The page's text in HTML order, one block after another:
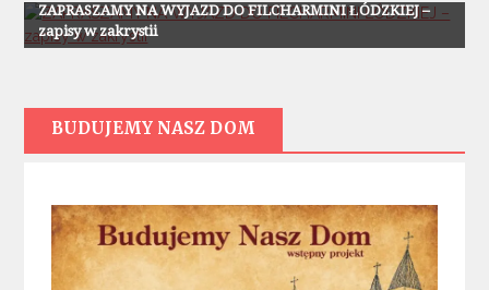
ZAPRASZAMY NA WYJAZD DO FILCHARMINI ŁÓDZKIEJ –
zapisy w zakrystii
BUDUJEMY NASZ DOM